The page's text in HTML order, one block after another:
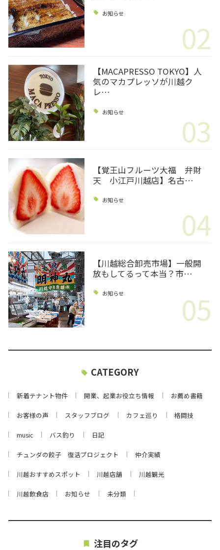
お知らせ
02
【MACAPRESSO TOKYO】人
気のマカプレッソが川越ク
レ…
お知らせ 03
【覚王山フルーツ大福 弁財
天 小江戸川越店】名古…
お知らせ
04
【川越総合卸売市場】一般開
放もしてるって本当？市…
お知らせ 05
CATEGORY
新着テナント物件 開業、起業お役立ち情報 お薦め書籍
お客様の声 スタッフブログ カフェ巡り 格闘技
music バス釣り 日記
チュンダの餃子 復活プロジェクト 仲介実績
川越おすすめスポット 川越店舗 川越観光
川越飲食店 お知らせ 未分類
注目のタグ